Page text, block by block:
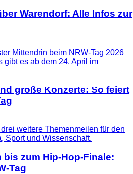
Warendorf: Alle Infos zur
große Konzerte: So feiert
bis zum Hip-Hop-Finale:
Tag